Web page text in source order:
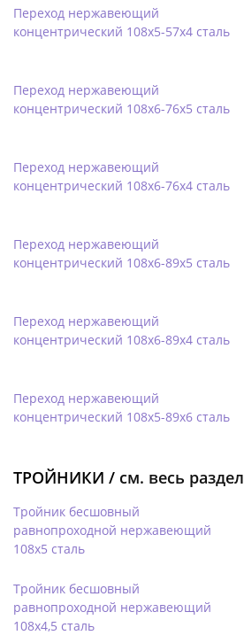
Переход нержавеющий
концентрический 108х5-57х4 сталь
Переход нержавеющий
концентрический 108х6-76х5 сталь
Переход нержавеющий
концентрический 108х6-76х4 сталь
Переход нержавеющий
концентрический 108х6-89х5 сталь
Переход нержавеющий
концентрический 108х6-89х4 сталь
Переход нержавеющий
концентрический 108х5-89х6 сталь
ТРОЙНИКИ / см. весь раздел
Тройник бесшовный
равнопроходной нержавеющий
108х5 сталь
Тройник бесшовный
равнопроходной нержавеющий
108х4,5 сталь